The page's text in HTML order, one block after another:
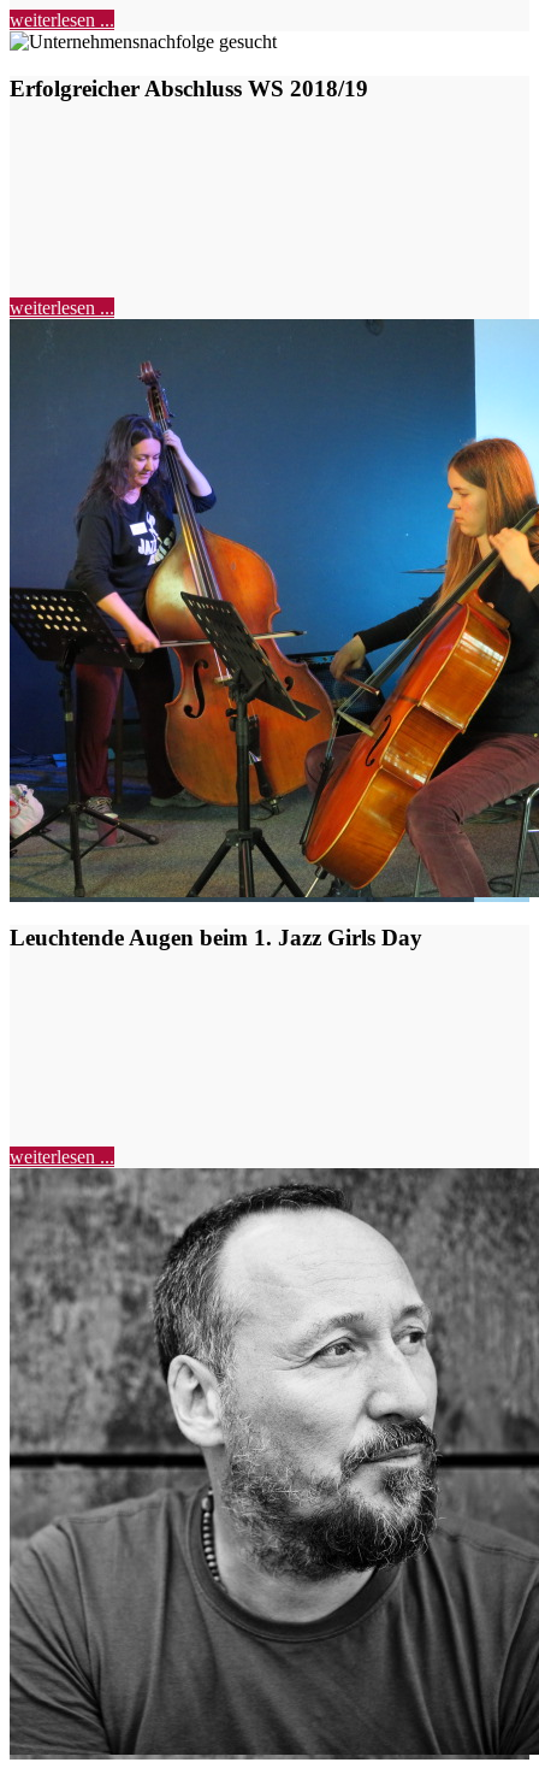
weiterlesen ...
Erfolgreicher Abschluss WS 2018/19
weiterlesen ...
Leuchtende Augen beim 1. Jazz Girls Day
weiterlesen ...